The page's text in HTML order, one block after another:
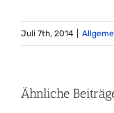
Juli 7th, 2014
Ähnliche